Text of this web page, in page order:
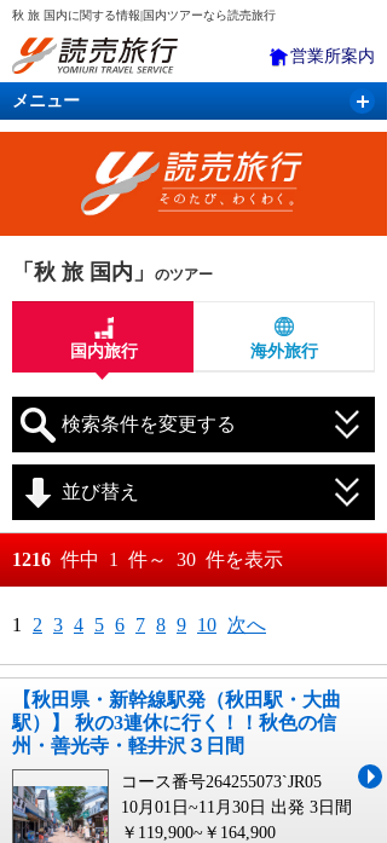
秋 旅 国内に関する情報|国内ツアーなら読売旅行
営業所案内
メニュー
国内旅行 バスツアー 海外旅行
「秋 旅 国内」 のツアー
国内旅行 海外旅行
検索条件を変更する
月 日～
月 日
並び替え
おすすめ順
料金が高い順
1216 件中 1 件～ 30 件を表示
1 2 3 4 5 6 7 8 9 10 次へ
【秋田県・新幹線駅発（秋田駅・大曲
駅）】 秋の3連休に行く！！秋色の信
州・善光寺・軽井沢３日間
コース番号264255073`JR05
10月01日~11月30日 出発 3日間
￥119,900~￥164,900